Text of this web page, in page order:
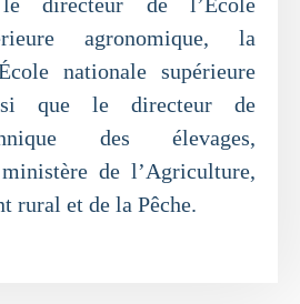
agronomique, la
nationale supérieure
que le directeur de
des élevages,
de l’Agriculture,
rural et de la Pêche.